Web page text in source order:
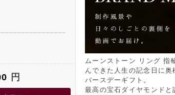
円
ムーンストーン リング 指
んできた人生の記念日に
バースデーギフト。
最高の宝石ダイヤモンドと